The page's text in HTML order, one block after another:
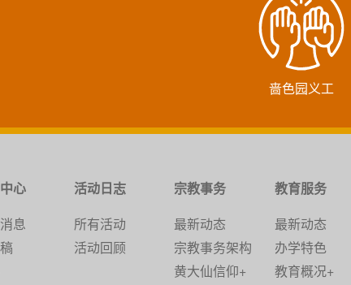
啬色园义工
心
息
活动日志
所有活动
活动回顾
宗教事务
最新动态
宗教事务架构
黄大仙信仰+
教育服务
最新动态
办学特色
教育概况+